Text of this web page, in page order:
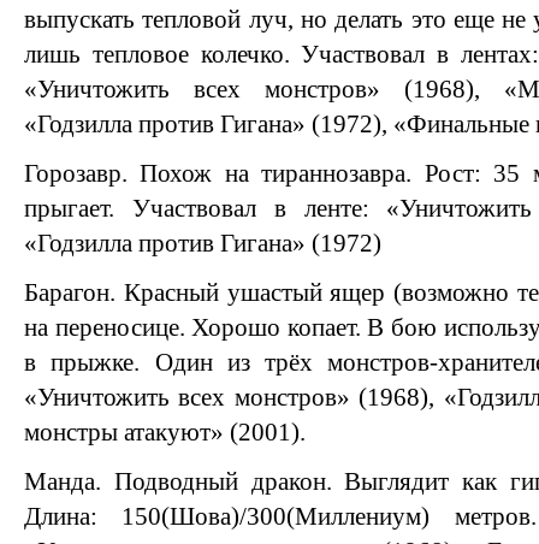
выпускать тепловой луч, но делать это еще не
лишь тепловое колечко. Участвовал в
«Уничтожить всех монстров» (1968),
«Годзилла против Гигана» (1972),
Горозавр. Похож на тираннозавра. Рост:
прыгает. Участвовал в ленте:
«Годзилла против Гигана» (1972)
Барагон. Красный ушастый ящер (возможно
на переносице. Хорошо копает. В бою
в прыжке. Один из трёх монстров-
«Уничтожить всех монстров» (1968),
монстры атакуют» (2001).
Манда. Подводный дракон. Выглядит как
Длина: 150(Шова)/300(Миллениум)